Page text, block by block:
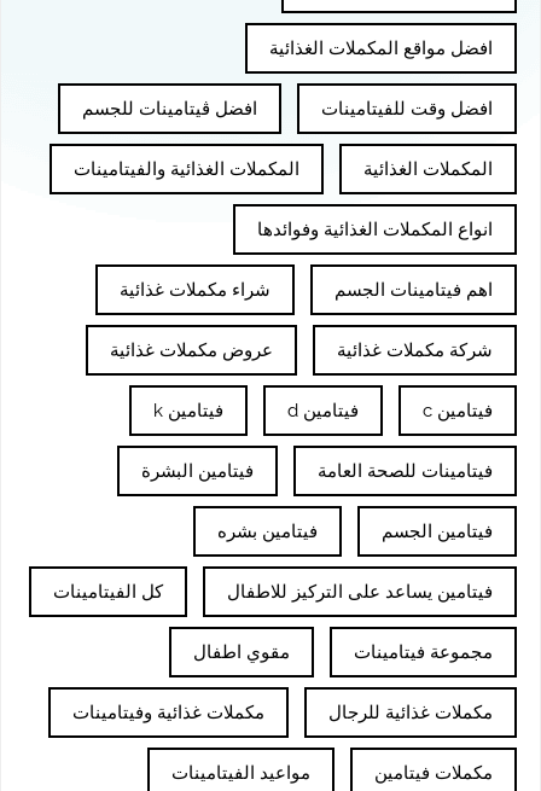
افضل مواقع المكملات الغذائية
افضل وقت للفيتامينات افضل ڤيتامينات للجسم
المكملات الغذائية المكملات الغذائية والفيتامينات
انواع المكملات الغذائية وفوائدها
اهم فيتامينات الجسم شراء مكملات غذائية
شركة مكملات غذائية عروض مكملات غذائية
فيتامين c فيتامين d فيتامين k
فيتامينات للصحة العامة فيتامين البشرة
فيتامين الجسم فيتامين بشره
فيتامين يساعد على التركيز للاطفال كل الفيتامينات
مجموعة فيتامينات مقوي اطفال
مكملات غذائية للرجال مكملات غذائية وفيتامينات
مكملات فيتامين مواعيد الفيتامينات